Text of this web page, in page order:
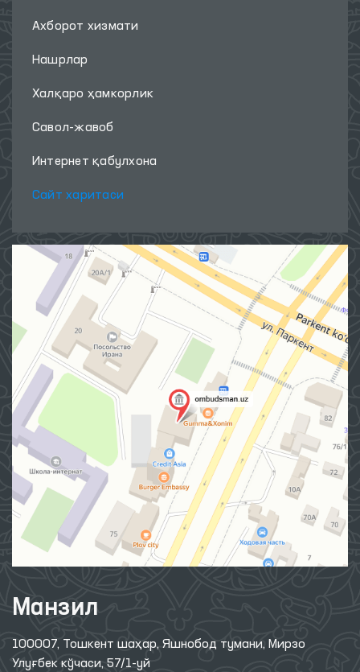
Ахборот хизмати
Нашрлар
Халқаро ҳамкорлик
Савол-жавоб
Интернет қабулхона
Сайт харитаси
Манзил
100007, Тошкент шаҳар, Яшнобод тумани, Мирзо
Улуғбек кўчаси, 57/1-уй